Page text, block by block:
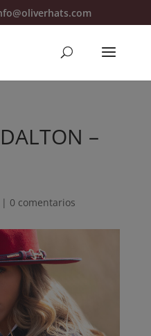
–
0 comentarios